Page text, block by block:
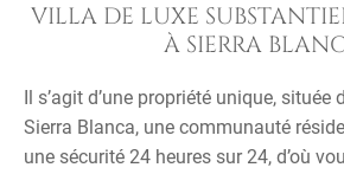
VILLA DE LUXE
À SIERRA
Il s’agit d’une propriété unique, située
Sierra Blanca, une communauté
une sécurité 24 heures sur 24, d’où